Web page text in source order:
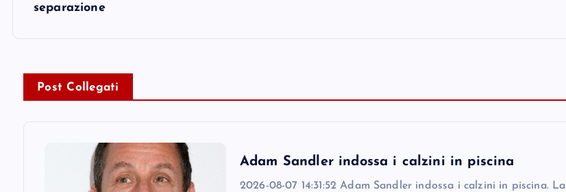
separazione
Post Collegati
Adam Sandler indossa i calzini in piscina
2026-08-07 14:31:52 Adam Sandler indossa i calzini in piscina. La